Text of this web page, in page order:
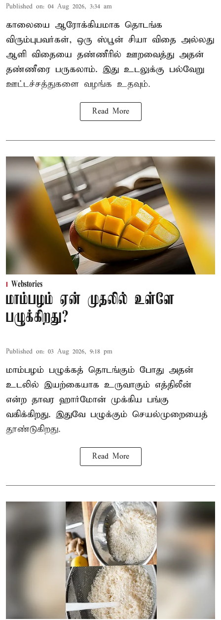
Published on: 04 Aug 2026, 3:34 am
காலையை ஆரோக்கியமாக தொடங்க
விரும்புபவர்கள், ஒரு ஸ்பூன் சியா விதை அல்லது
ஆளி விதையை தண்ணீரில் ஊறவைத்து அதன்
தண்ணீரை பருகலாம். இது உடலுக்கு பல்வேறு
ஊட்டச்சத்துகளை வழங்க உதவும்.
Read More
Webstories
மாம்பழம் ஏன் முதலில் உள்ளே
பழுக்கிறது?
Published on: 03 Aug 2026, 9:18 pm
மாம்பழம் பழுக்கத் தொடங்கும் போது அதன்
உடலில் இயற்கையாக உருவாகும் எத்திலீன்
என்ற தாவர ஹார்மோன் முக்கிய பங்கு
வகிக்கிறது. இதுவே பழுக்கும் செயல்முறையைத்
தூண்டுகிறது.
Read More